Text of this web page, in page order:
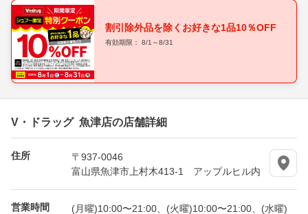
割引除外品を除くお好きな1品10％OFF
有効期限： 8/1～8/31
V・ドラッグ 魚津店の店舗詳細
住所
〒937-0046
富山県魚津市上村木413-1 アップルヒル内
営業時間
(月曜)10:00〜21:00、(火曜)10:00〜21:00、(水曜)